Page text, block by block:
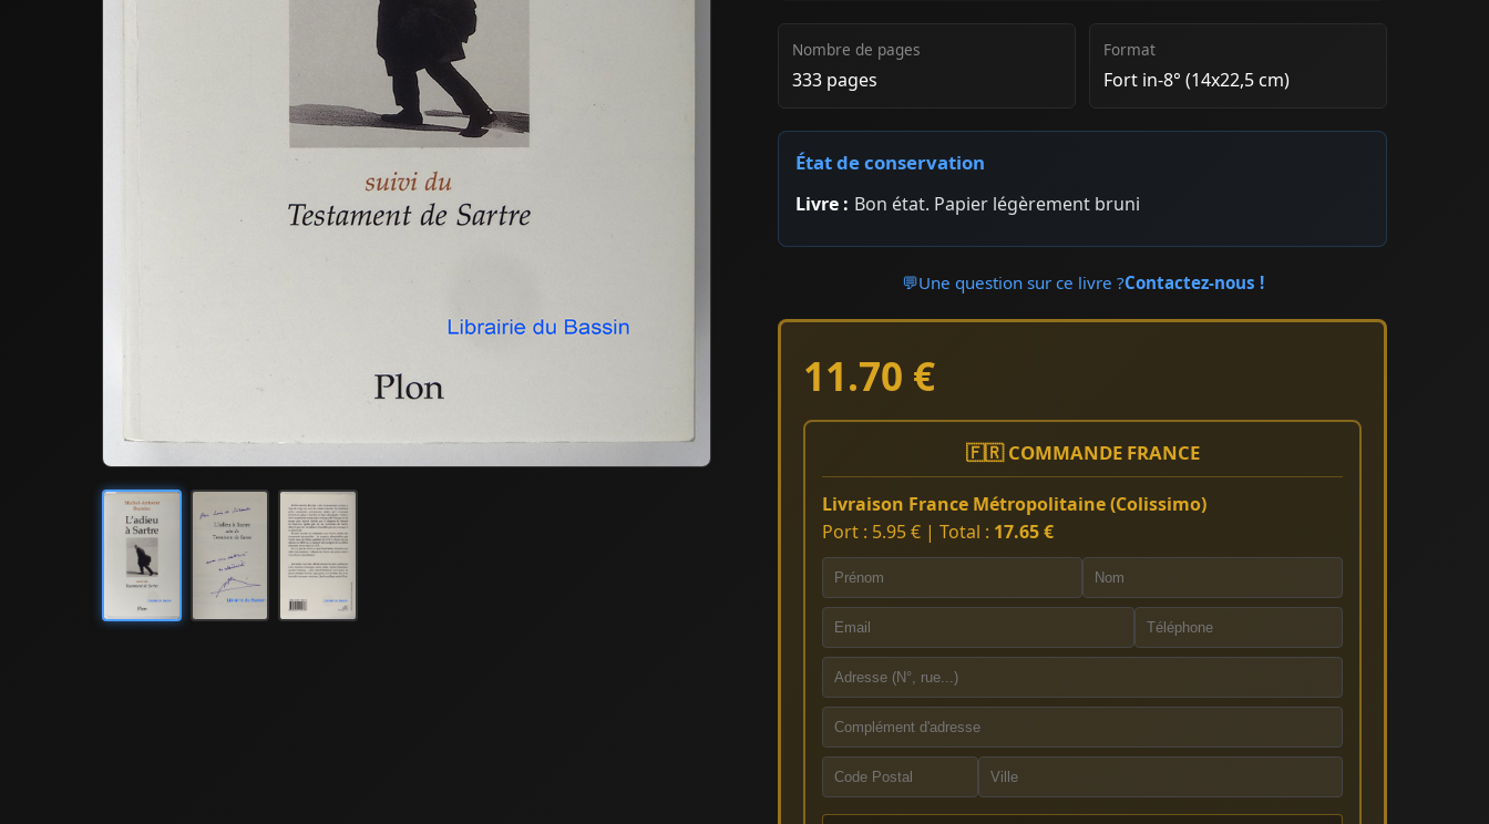
Nombre de pages
333 pages
Format
Fort in-8° (14x22,5 cm)
État de conservation
Livre : Bon état. Papier légèrement bruni
💬Une question sur ce livre ?Contactez-nous !
11.70 €
🇫🇷 COMMANDE FRANCE
Livraison France Métropolitaine (Colissimo)
Port : 5.95 € | Total : 17.65 €